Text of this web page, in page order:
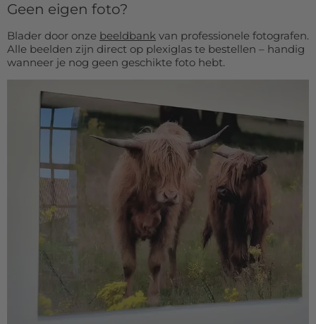
Geen eigen foto?
Blader door onze beeldbank van professionele fotografen.
Alle beelden zijn direct op plexiglas te bestellen – handig
wanneer je nog geen geschikte foto hebt.